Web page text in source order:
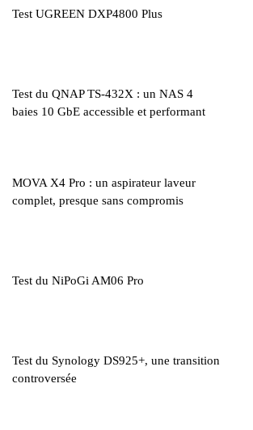
Test UGREEN DXP4800 Plus
Test du QNAP TS-432X : un NAS 4
baies 10 GbE accessible et performant
MOVA X4 Pro : un aspirateur laveur
complet, presque sans compromis
Test du NiPoGi AM06 Pro
Test du Synology DS925+, une transition
controversée